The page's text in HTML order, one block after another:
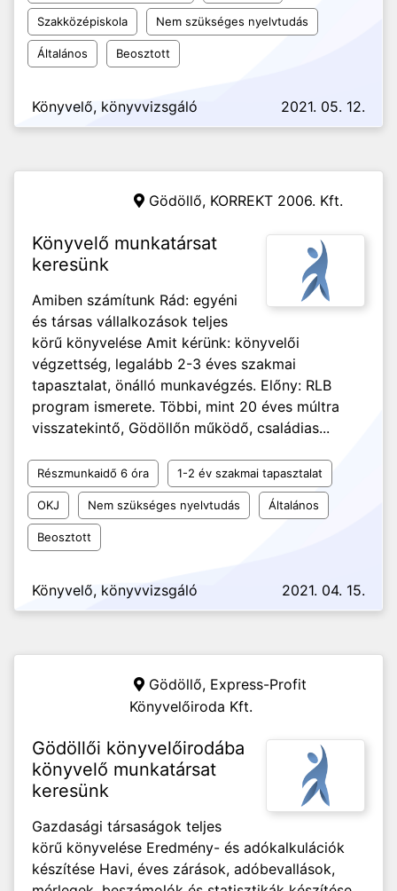
Szakközépiskola Nem szükséges nyelvtudás
Általános Beosztott
Könyvelő, könyvvizsgáló 2021. 05. 12.
Gödöllő, KORREKT 2006. Kft.
Könyvelő munkatársat
keresünk
Amiben számítunk Rád: egyéni
és társas vállalkozások teljes
körű könyvelése Amit kérünk: könyvelői
végzettség, legalább 2-3 éves szakmai
tapasztalat, önálló munkavégzés. Előny: RLB
program ismerete. Többi, mint 20 éves múltra
visszatekintő, Gödöllőn működő, családias...
Részmunkaidő 6 óra 1-2 év szakmai tapasztalat
OKJ Nem szükséges nyelvtudás Általános
Beosztott
Könyvelő, könyvvizsgáló 2021. 04. 15.
Gödöllő, Express-Profit
Könyvelőiroda Kft.
Gödöllői könyvelőirodába
könyvelő munkatársat
keresünk
Gazdasági társaságok teljes
körű könyvelése Eredmény- és adókalkulációk
készítése Havi, éves zárások, adóbevallások,